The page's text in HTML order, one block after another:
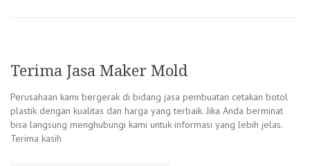
Terima Jasa Maker Mold
Perusahaan kami bergerak di bidang jasa pembuatan cetakan botol
plastik dengan kualitas dan harga yang terbaik. Jika Anda berminat
bisa langsung menghubungi kami untuk informasi yang lebih jelas.
Terima kasih